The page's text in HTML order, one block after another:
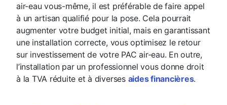
air-eau vous-même, il est préférable de faire appel
à un artisan qualifié pour la pose. Cela pourrait
augmenter votre budget initial, mais en garantissant
une installation correcte, vous optimisez le retour
sur investissement de votre PAC air-eau. En outre,
l’installation par un professionnel vous donne droit
à la TVA réduite et à diverses aides financières.